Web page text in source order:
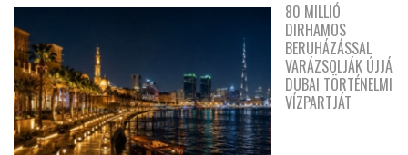
80 MILLIÓ
DIRHAMOS
BERUHÁZÁSSAL
VARÁZSOLJÁK ÚJJÁ
DUBAI TÖRTÉNELMI
VÍZPARTJÁT